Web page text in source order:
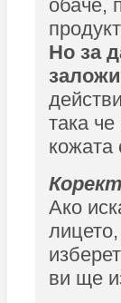
обаче,
Но за
така
кожата
Ако
ви ще